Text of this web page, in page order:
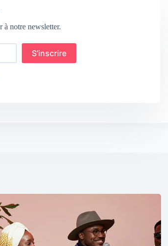
à notre newsletter.
S’inscrire